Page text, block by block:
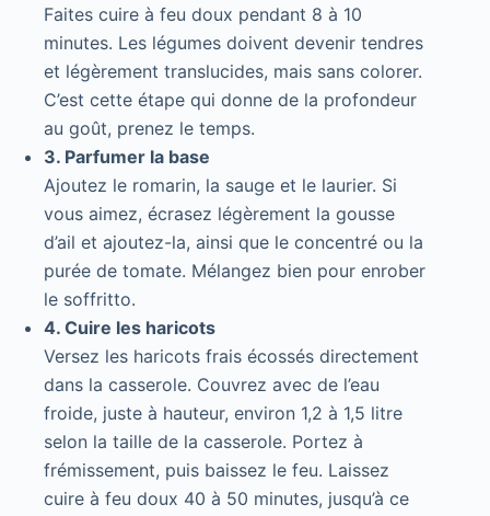
Faites cuire à feu doux pendant 8 à 10
minutes. Les légumes doivent devenir tendres
et légèrement translucides, mais sans colorer.
C’est cette étape qui donne de la profondeur
au goût, prenez le temps.
3. Parfumer la base
Ajoutez le romarin, la sauge et le laurier. Si
vous aimez, écrasez légèrement la gousse
d’ail et ajoutez-la, ainsi que le concentré ou la
purée de tomate. Mélangez bien pour enrober
le soffritto.
4. Cuire les haricots
Versez les haricots frais écossés directement
dans la casserole. Couvrez avec de l’eau
froide, juste à hauteur, environ 1,2 à 1,5 litre
selon la taille de la casserole. Portez à
frémissement, puis baissez le feu. Laissez
cuire à feu doux 40 à 50 minutes, jusqu’à ce